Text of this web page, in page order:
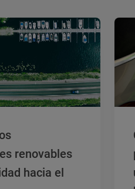
renovables
hacia el